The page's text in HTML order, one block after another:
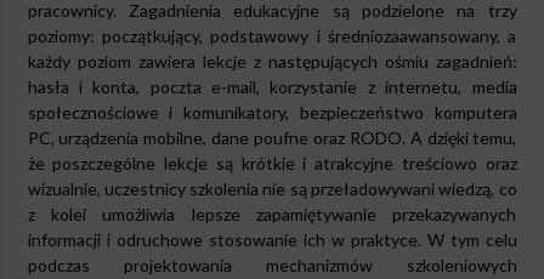
pracownicy. Zagadnienia edukacyjne są podzielone na trzy
poziomy: początkujący, podstawowy i średniozaawansowany, a
każdy poziom zawiera lekcje z następujących ośmiu zagadnień:
hasła i konta, poczta e-mail, korzystanie z internetu, media
społecznościowe i komunikatory, bezpieczeństwo komputera
PC, urządzenia mobilne, dane poufne oraz RODO. A dzięki temu,
że poszczególne lekcje są krótkie i atrakcyjne treściowo oraz
wizualnie, uczestnicy szkolenia nie są przeładowywani wiedzą, co
z kolei umożliwia lepsze zapamiętywanie przekazywanych
informacji i odruchowe stosowanie ich w praktyce. W tym celu
podczas projektowania mechanizmów szkoleniowych